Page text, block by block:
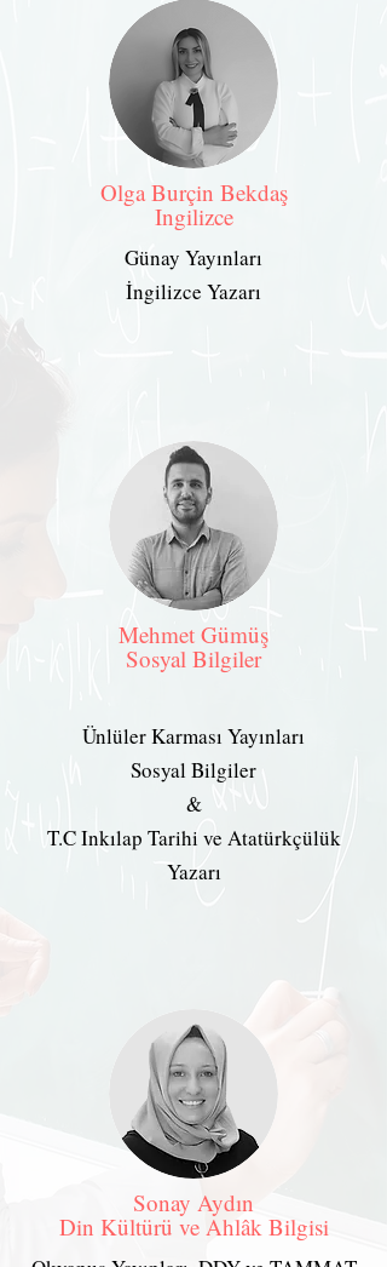
Olga Burçin Bekdaş
Ingilizce
Günay Yayınları
İngilizce Yazarı
Mehmet Gümüş
Sosyal Bilgiler
Ünlüler Karması Yayınları
Sosyal Bilgiler
&
T.C Inkılap Tarihi ve Atatürkçülük
Yazarı
Sonay Aydın
Din Kültürü ve Ahlâk Bilgisi
👋 Hoş geldiniz! Size
nasıl yardımcı
olabiliriz?
Hergün 09:00-23:59 saatleri arasında
WhatsApp üzerinden bizimle iletişime
geçebilirsiniz.
Eğitim Danışmanına